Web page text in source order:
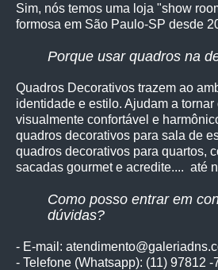
Sim, nós temos uma loja "show
formosa em São Paulo-SP desde
Porque usar quadros na
Quadros Decorativos trazem ao
identidade e estilo. Ajudam a tornar
visualmente confortável e
quadros decorativos para sala de
quadros decorativos para quartos,
sacadas gourmet e acredite.... até
Como posso entrar em
dúvidas?
- E-mail:
- Telefone (Whatsapp): (11) 97812